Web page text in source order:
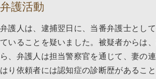
弁護活動
弁護人は、逮捕翌日に、当番弁護士とし
ていることを疑いました。被疑者からは
ら、弁護人は担当警察官を通じて、妻の
はり依頼者には認知症の診断歴があるこ